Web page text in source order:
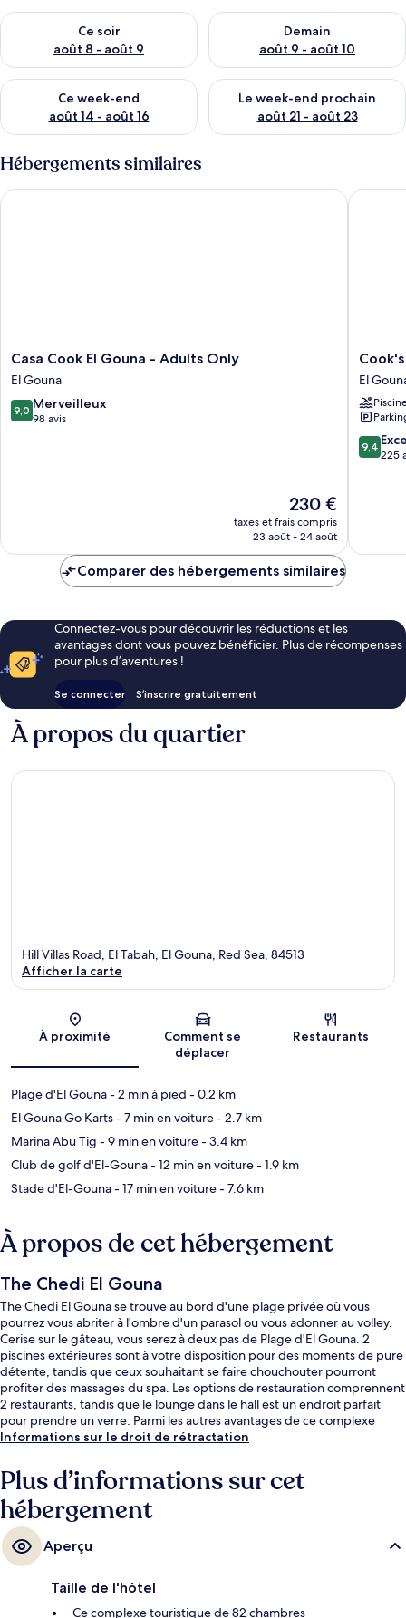
y
a
g
e
r
s
Ce soir
août 8 - août 9
Vérifier la disponibilité pour ce soir août 8 - août 9
Demain
août 9 - août 10
Vérifier la disponibilité pour
Ce week-end
août 14 - août 16
Vérifier la disponibilité pour ce week-end août 14 - août 16
Le week-end prochain
août 21 - août 23
Vérifier la disponibilité pour
Hébergements similaires
Casa
Cook
El
Gouna
-
Casa Cook El Gouna - Adults Only
El Gouna
9.0
sur
9,0 Merveilleux
98 avis
Le
nouveau
prix
de
230 €
taxes et frais compris
23 août - 24 août
Casa Cook El Gouna - Adults Only
Cook's
Club
El
Gouna
-
Adults
Only
El
9.4
sur
9,4
225
Cook's
Comparer des hébergements similaires
Connectez-vous pour découvrir les réductions et les
avantages dont vous pouvez bénéficier. Plus de récompenses
pour plus d’aventures !
Se connecter S’inscrire gratuitement
À propos du quartier
Carte
Hill Villas Road, El Tabah, El Gouna, Red Sea, 84513
Afficher la carte
À proximité
Comment se
déplacer
Restaurants
Plage d'El Gouna- 2 min à pied - 0.2 km
El Gouna Go Karts- 7 min en voiture- 2.7 km
Marina Abu Tig - 9 min en voiture- 3.4 km
Club de golf d'El-Gouna- 12 min en voiture- 1.9 km
Stade d'El-Gouna- 17 min en voiture- 7.6 km
À propos de cet hébergement
The Chedi El Gouna
The Chedi El Gouna se trouve au bord d'une plage privée où vous
pourrez vous abriter à l'ombre d'un parasol ou vous adonner au volley.
Cerise sur le gâteau, vous serez à deux pas de Plage d'El Gouna. 2
piscines extérieures sont à votre disposition pour des moments de pure
détente, tandis que ceux souhaitant se faire chouchouter pourront
profiter des massages du spa. Les options de restauration comprennent
2 restaurants, tandis que le lounge dans le hall est un endroit parfait
pour prendre un verre. Parmi les autres avantages de ce complexe
touristique de luxe, on trouve un bar en bord de piscine, une salle de
soucis. Les autres voyageurs adorent le personnel attentionné.
Informations sur le droit de rétractation
Plus d’informations sur cet
hébergement
Aperçu
Taille de l'hôtel
Ce complexe touristique de 82 chambres